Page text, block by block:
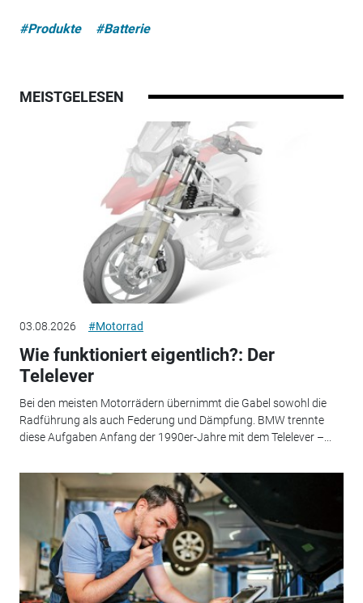
#Produkte #Batterie
MEISTGELESEN
03.08.2026 #Motorrad
Wie funktioniert eigentlich?: Der
Telelever
Bei den meisten Motorrädern übernimmt die Gabel sowohl die
Radführung als auch Federung und Dämpfung. BMW trennte
diese Aufgaben Anfang der 1990er-Jahre mit dem Telelever –...